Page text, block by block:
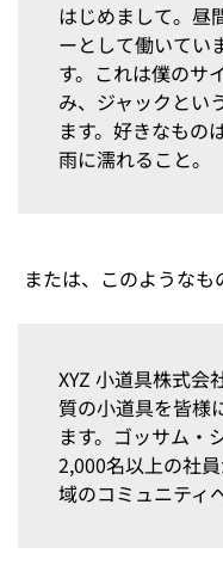
はじめまして。昼
ーとして働いてい
す。これは僕のサ
み、ジャックとい
ます。好きなもの
雨に濡れること。
または、このようなも
XYZ 小道具株式会
質の小道具を皆様
ます。ゴッサム・
2,000名以上の社
域のコミュニティ